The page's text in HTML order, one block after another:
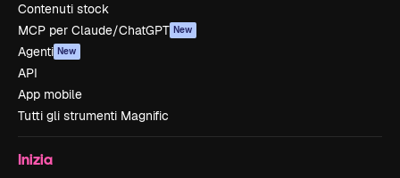
Contenuti stock
MCP per Claude/ChatGPT New
Agenti New
API
App mobile
Tutti gli strumenti Magnific
Inizia